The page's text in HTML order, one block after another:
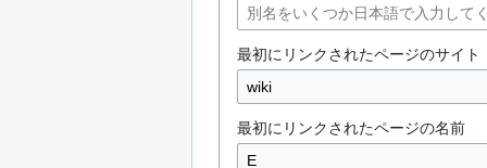
最初にリンクされたページのサイト
最初にリンクされたページの名前